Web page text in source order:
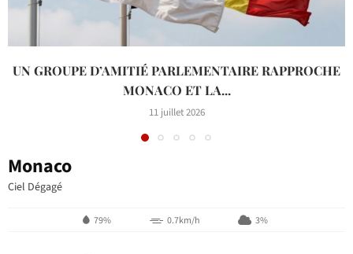
UN GROUPE D’AMITIÉ PARLEMENTAIRE RAPPROCHE
MONACO ET LA...
11 juillet 2026
Monaco
Ciel Dégagé
79% 0.7km/h 3%